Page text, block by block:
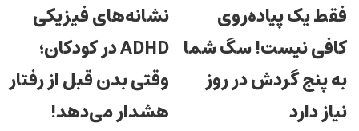
فقط یک پیاده‌روی
کافی نیست! سگ شما
به پنج گردش در روز
نیاز دارد
نشانه‌های فیزیکی
ADHD در کودکان؛
وقتی بدن قبل از رفتار
هشدار می‌دهد!